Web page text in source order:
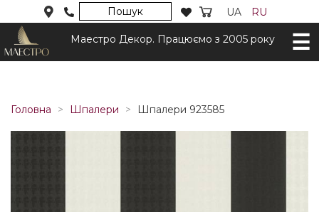
Пошук UA RU
Маестро Декор. Працюємо з 2005 року
Головна Шпалери Шпалери 923585